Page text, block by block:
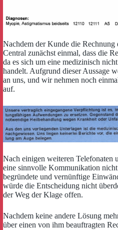
Nachdem der Kunde die
Central zunächst einmal, dass die
da es sich um eine medizinisch
handelt. Aufgrund dieser Aussage
an uns, und wir nehmen noch
auf.
Nach einigen weiteren Telefonaten
eine sinnvolle Kommunikation
begründete und vernünftige
würde die Entscheidung nicht
der Weg der Klage offen.
Nachdem keine andere Lösung
über einen von ihm beauftragten